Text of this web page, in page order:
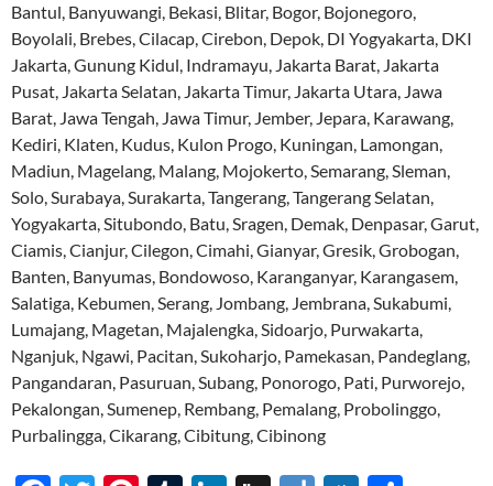
Bantul, Banyuwangi, Bekasi, Blitar, Bogor, Bojonegoro,
Boyolali, Brebes, Cilacap, Cirebon, Depok, DI Yogyakarta, DKI
Jakarta, Gunung Kidul, Indramayu, Jakarta Barat, Jakarta
Pusat, Jakarta Selatan, Jakarta Timur, Jakarta Utara, Jawa
Barat, Jawa Tengah, Jawa Timur, Jember, Jepara, Karawang,
Kediri, Klaten, Kudus, Kulon Progo, Kuningan, Lamongan,
Madiun, Magelang, Malang, Mojokerto, Semarang, Sleman,
Solo, Surabaya, Surakarta, Tangerang, Tangerang Selatan,
Yogyakarta, Situbondo, Batu, Sragen, Demak, Denpasar, Garut,
Ciamis, Cianjur, Cilegon, Cimahi, Gianyar, Gresik, Grobogan,
Banten, Banyumas, Bondowoso, Karanganyar, Karangasem,
Salatiga, Kebumen, Serang, Jombang, Jembrana, Sukabumi,
Lumajang, Magetan, Majalengka, Sidoarjo, Purwakarta,
Nganjuk, Ngawi, Pacitan, Sukoharjo, Pamekasan, Pandeglang,
Pangandaran, Pasuruan, Subang, Ponorogo, Pati, Purworejo,
Pekalongan, Sumenep, Rembang, Pemalang, Probolinggo,
Purbalingga, Cikarang, Cibitung, Cibinong